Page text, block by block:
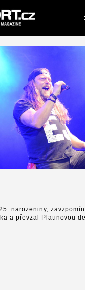
narozeniny,
a převzal Platinovou